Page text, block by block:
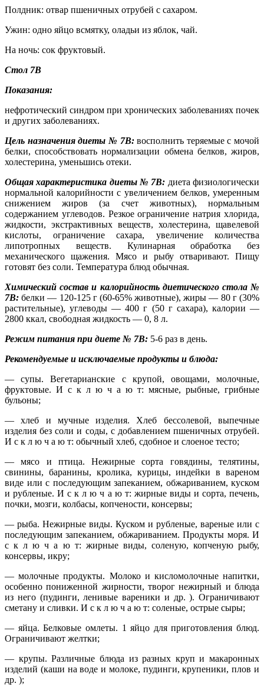
Полдник: отвар пшеничных отрубей с сахаром.
Ужин: одно яйцо всмятку, оладьи из яблок, чай.
На ночь: сок фруктовый.
Стол 7В
Показания:
нефротический синдром при хронических заболеваниях почек
и других заболеваниях.
Цель назначения диеты № 7В:восполнить теряемые с мочой
белки, способствовать нормализации обмена белков, жиров,
холестерина, уменьшись отеки.
Общая характеристика диеты № 7В: диета физиологически
нормальной калорийности с увеличением белков, умеренным
снижением жиров (за счет животных), нормальным
содержанием углеводов. Резкое ограничение натрия хлорида,
жидкости, экстрактивных веществ, холестерина, щавелевой
кислоты, ограничение сахара, увеличение количества
липотропных веществ. Кулинарная обработка без
механического щажения. Мясо и рыбу отваривают. Пищу
готовят без соли. Температура блюд обычная.
Химический состав и калорийность диетического стола №
7В: белки — 120-125 г (60-65% животные), жиры — 80 г (30%
растительные), углеводы — 400 г (50 г сахара), калории —
2800 ккал, свободная жидкость — 0, 8 л.
Режим питания при диете № 7В: 5-6 раз в день.
Рекомендуемые и исключаемые продукты и блюда:
— супы. Вегетарианские с крупой, овощами, молочные,
фруктовые. И с к л ю ч а ю т: мясные, рыбные, грибные
бульоны;
— хлеб и мучные изделия. Хлеб бессолевой, выпечные
изделия без соли и соды, с добавлением пшеничных отрубей.
И с к л ю ч а ю т: обычный хлеб, сдобное и слоеное тесто;
— мясо и птица. Нежирные сорта говядины, телятины,
свинины, баранины, кролика, курицы, индейки в вареном
виде или с последующим запеканием, обжариванием, куском
и рубленые. И с к л ю ч а ю т: жирные виды и сорта, печень,
почки, мозги, колбасы, копчености, консервы;
— рыба. Нежирные виды. Куском и рубленые, вареные или с
последующим запеканием, обжариванием. Продукты моря. И
с к л ю ч а ю т: жирные виды, соленую, копченую рыбу,
консервы, икру;
— молочные продукты. Молоко и кисломолочные напитки,
особенно пониженной жирности, творог нежирный и блюда
из него (пудинги, ленивые вареники и др. ). Ограничивают
сметану и сливки. И с к л ю ч а ю т: соленые, острые сыры;
— яйца. Белковые омлеты. 1 яйцо для приготовления блюд.
Ограничивают желтки;
— крупы. Различные блюда из разных круп и макаронных
изделий (каши на воде и молоке, пудинги, крупеники, плов и
др. );